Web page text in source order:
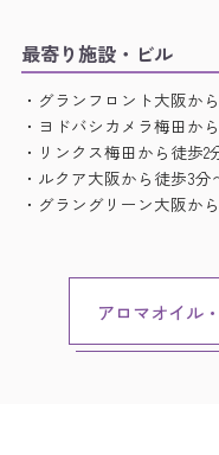
最寄り施設・ビル
・グランフロント大阪か
・ヨドバシカメラ梅田か
・リンクス梅田から徒歩2
・ルクア大阪から徒歩3分
・グラングリーン大阪か
アロマオイル